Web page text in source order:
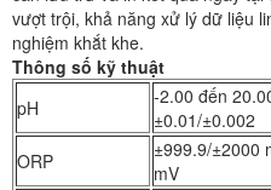
vượt trội, khả năng xử lý dữ liệu
nghiệm khắt khe.
Thông số kỹ thuật
pH
-2.00 đến
±0.01/±0.002
ORP
±999.9/±2000
mV